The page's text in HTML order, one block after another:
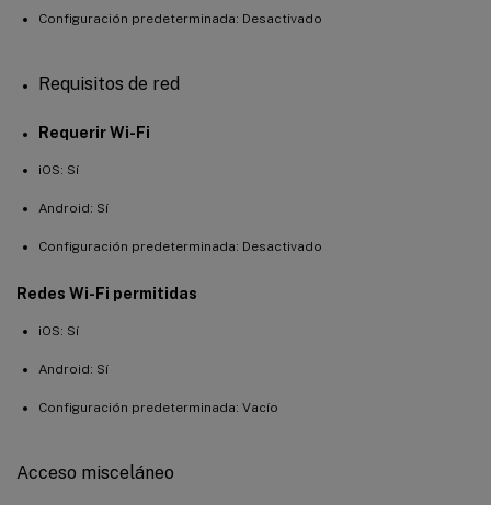
Configuración predeterminada: Desactivado
Requisitos de red
Requerir Wi-Fi
iOS: Sí
Android: Sí
Configuración predeterminada: Desactivado
Redes Wi-Fi permitidas
iOS: Sí
Android: Sí
Configuración predeterminada: Vacío
Acceso misceláneo